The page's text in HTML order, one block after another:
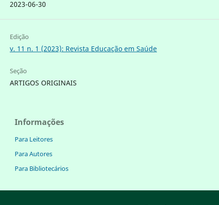
2023-06-30
Edição
v. 11 n. 1 (2023): Revista Educação em Saúde
Seção
ARTIGOS ORIGINAIS
Informações
Para Leitores
Para Autores
Para Bibliotecários